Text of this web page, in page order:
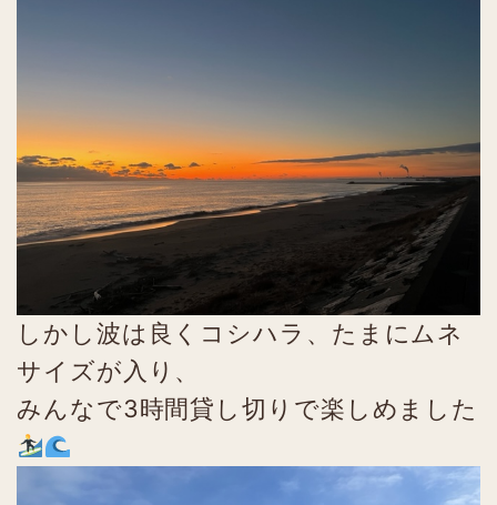
しかし波は良くコシハラ、たまにムネ
サイズが入り、
みんなで3時間貸し切りで楽しめました